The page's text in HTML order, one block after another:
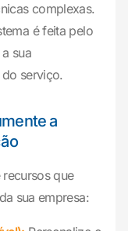
complexas.
é feita pelo
sua
serviço.
a
que
sua empresa: